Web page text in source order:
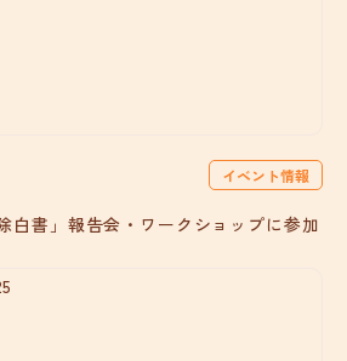
イベント情報
白書」報告会・ワークショップに参加